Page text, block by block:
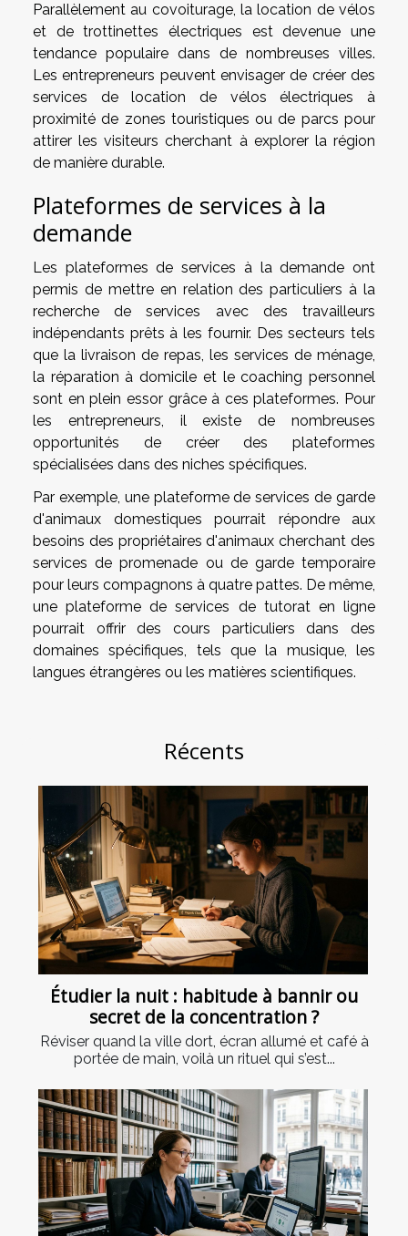
Parallèlement au covoiturage, la location de vélos
et de trottinettes électriques est devenue une
tendance populaire dans de nombreuses villes.
Les entrepreneurs peuvent envisager de créer des
services de location de vélos électriques à
proximité de zones touristiques ou de parcs pour
attirer les visiteurs cherchant à explorer la région
de manière durable.
Plateformes de services à la
demande
Les plateformes de services à la demande ont
permis de mettre en relation des particuliers à la
recherche de services avec des travailleurs
indépendants prêts à les fournir. Des secteurs tels
que la livraison de repas, les services de ménage,
la réparation à domicile et le coaching personnel
sont en plein essor grâce à ces plateformes. Pour
les entrepreneurs, il existe de nombreuses
opportunités de créer des plateformes
spécialisées dans des niches spécifiques.
Par exemple, une plateforme de services de garde
d'animaux domestiques pourrait répondre aux
besoins des propriétaires d'animaux cherchant des
services de promenade ou de garde temporaire
pour leurs compagnons à quatre pattes. De même,
une plateforme de services de tutorat en ligne
pourrait offrir des cours particuliers dans des
domaines spécifiques, tels que la musique, les
langues étrangères ou les matières scientifiques.
Récents
Étudier la nuit : habitude à bannir ou
secret de la concentration ?
Réviser quand la ville dort, écran allumé et café à
portée de main, voilà un rituel qui s’est...